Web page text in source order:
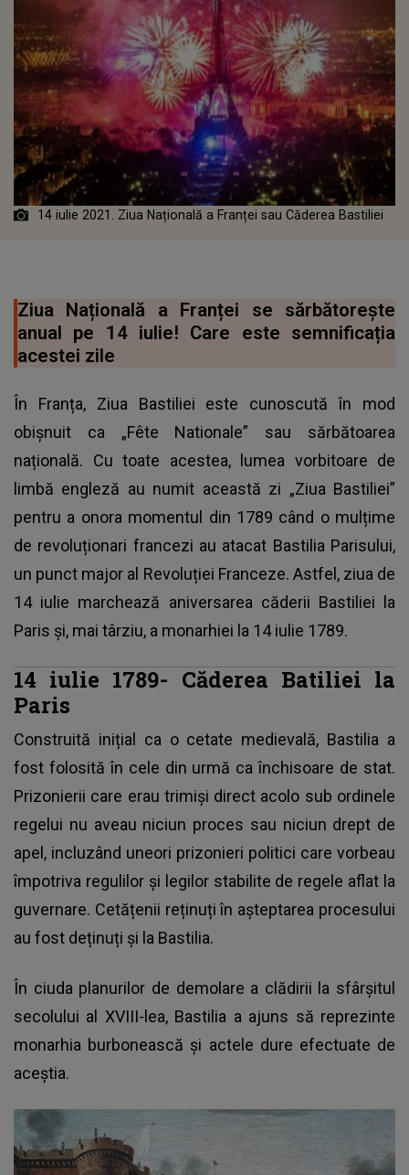
14 iulie 2021. Ziua Națională a Franței sau Căderea Bastiliei
Ziua Națională a Franței se sărbătorește
anual pe 14 iulie! Care este semnificația
acestei zile
În Franța, Ziua Bastiliei este cunoscută în mod
obișnuit ca „Fête Nationale” sau sărbătoarea
națională. Cu toate acestea, lumea vorbitoare de
limbă engleză au numit această zi „Ziua Bastiliei”
pentru a onora momentul din 1789 când o mulțime
de revoluționari francezi au atacat Bastilia Parisului,
un punct major al Revoluției Franceze. Astfel, ziua de
14 iulie marchează aniversarea căderii Bastiliei la
Paris și, mai târziu, a monarhiei la 14 iulie 1789.
14 iulie 1789- Căderea Batiliei la
Paris
Construită inițial ca o cetate medievală, Bastilia a
fost folosită în cele din urmă ca închisoare de stat.
Prizonierii care erau trimiși direct acolo sub ordinele
regelui nu aveau niciun proces sau niciun drept de
apel, incluzând uneori prizonieri politici care vorbeau
împotriva regulilor și legilor stabilite de regele aflat la
guvernare. Cetățenii reținuți în așteptarea procesului
au fost deținuți și la Bastilia.
În ciuda planurilor de demolare a clădirii la sfârșitul
secolului al XVIII-lea, Bastilia a ajuns să reprezinte
monarhia burbonească și actele dure efectuate de
aceștia.